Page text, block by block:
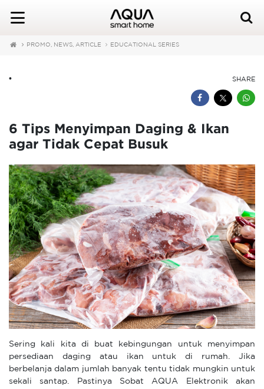
PROMO, NEWS, ARTICLE EDUCATIONAL SERIES
SHARE
•
6 Tips Menyimpan Daging & Ikan
agar Tidak Cepat Busuk
Sering kali kita di buat kebingungan untuk menyimpan
persediaan daging atau ikan untuk di rumah. Jika
berbelanja dalam jumlah banyak tentu tidak mungkin untuk
sekali santap. Pastinya Sobat AQUA Elektronik akan